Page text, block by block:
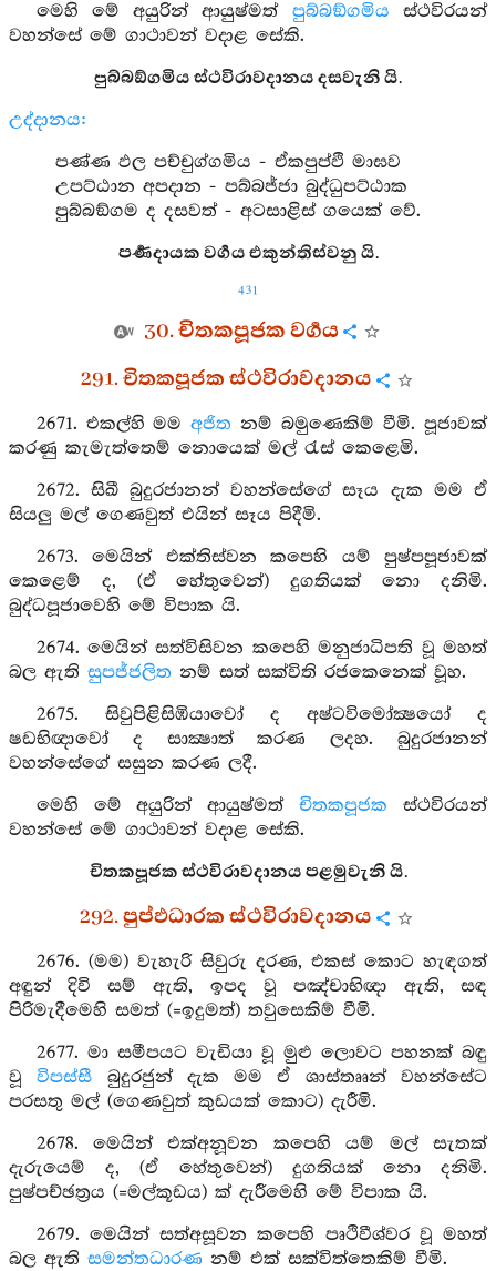
මෙහි මේ අයුරින් ආයුෂ්මත් පුබ්බඞ්ගමිය ස්ථවිරයන්
වහන්සේ මේ ගාථාවන් වදාළ සේකි.
පුබ්බඞ්ගමිය ස්ථවිරාවදානය දසවැනි යි.
උද්දානය:
පණ්ණ ඵල පච්චුග්ගමිය - ඒකපුප්ඵි මාඝව
උපට්ඨාන අපදාන - පබ්බජ්ජා බුද්ධුපට්ඨාක
පුබ්බඞ්ගම ද දසවත් - අටසාළිස් ගයෙක් වේ.
පර්‍ණදායක වර්‍ගය එකුන්තිස්වනු යි.
431
30. චිතකපූජක වර්‍ගය
291. චිතකපූජක ස්ථවිරාවදානය
2671. එකල්හි මමඅජිත නම් බමුණෙකිම් වීමි. පූජාවක්
කරණු කැමැත්තෙම් නොයෙක් මල් රැස් කෙළෙමි.
2672. සිඛී බුදුරජානන් වහන්සේගේ සෑය දැක මම ඒ
සියලු මල් ගෙණවුත් එයින් සෑය පිදීමි.
2673. මෙයින් එක්තිස්වන කපෙහි යම් පුෂ්පපූජාවක්
කෙළෙම් ද, (ඒ හේතුවෙන්) දුගතියක් නො දනිමි.
බුද්ධපූජාවෙහි මේ විපාක යි.
2674. මෙයින් සත්විසිවන කපෙහි මනුජාධිපති වූ මහත්
බල ඇති සුපජ්ජලිත නම් සත් සක්විති රජකෙනෙක් වූහ.
2675. සිවුපිළිසිඹියාවෝ ද අෂ්ටවිමෝක්‍ෂයෝ ද
ෂඩභිඥාවෝ ද සාක්‍ෂාත් කරණ ලදහ. බුදුරජානන්
වහන්සේගේ සසුන කරණ ලදී.
මෙහි මේ අයුරින් ආයුෂ්මත්චිතකපූජක ස්ථවිරයන්
වහන්සේ මේ ගාථාවන් වදාළ සේකි.
චිතකපූජක ස්ථවිරාවදානය පළමුවැනි යි.
292. පුප්ඵධාරක ස්ථවිරාවදානය
2676. (මම) වැහැරි සිවුරු දරණ, එකස් කොට හැඳගත්
අඳුන් දිවි සම් ඇති, ඉපද වූ පඤ්චාභිඥා ඇති, සඳ
පිරිමැදීමෙහි සමත් (=ඉදුමත්) තවුසෙකිම් වීමි.
2677. මා සමීපයට වැඩියා වූ මුළු ලොවට පහනක් බඳු
වූවිපස්සී බුදුරජුන් දැක මම ඒ ශාස්තෲන් වහන්සේට
පරසතු මල් (ගෙණවුත් කුඩයක් කොට) දැරීමි.
2678. මෙයින් එක්අනූවන කපෙහි යම් මල් සැතක්
දැරුයෙම් ද, (ඒ හේතුවෙන්) දුගතියක් නො දනිමි.
පුෂ්පච්ඡත්‍රය (=මල්කූඩය) ක් දැරීමෙහි මේ විපාක යි.
2679. මෙයින් සත්අසූවන කපෙහි පෘථිවීශ්වර වූ මහත්
බල ඇති සමන්තධාරණ නම් එක් සක්විත්තෙකිම් වීමි.